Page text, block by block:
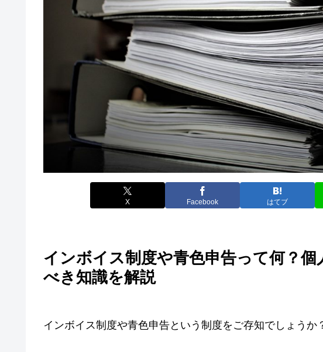
X Facebook はてブ
インボイス制度や青色申告って何？個
べき知識を解説
インボイス制度や青色申告という制度をご存知でしょうか